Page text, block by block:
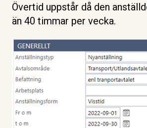
Övertid uppstår då den
än 40 timmar per vecka.